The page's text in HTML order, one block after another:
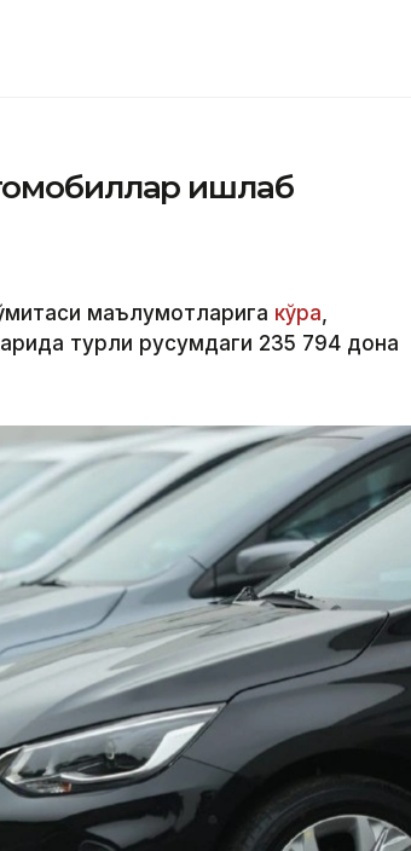
ишлаб
маълумотларига кўра,
турли русумдаги 235 794 дона